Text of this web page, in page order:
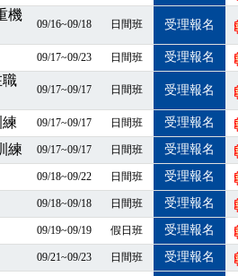
補課及測驗時間將另行通知
正確性！
補課及測驗時間將另行通知
困難！快來祐昕學院官網看看吧！
管」及「潛水作業主管」安全衛生教育
研討會
機
09/16~09/18 日間班 受理報名
09/17~09/23 日間班 受理報名
職
09/17~09/17 日間班 受理報名
09/17~09/17 日間班 受理報名
練 09/17~09/17 日間班 受理報名
09/18~09/22 日間班 受理報名
09/18~09/18 日間班 受理報名
09/19~09/19 假日班 受理報名
09/21~09/23 日間班 受理報名